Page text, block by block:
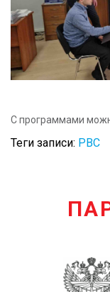
С программами
Теги записи: РВС